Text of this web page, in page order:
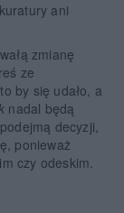
ani
zmianę
ze
by się udało, a
nadal będą
decyzji,
ponieważ
czy odeskim.